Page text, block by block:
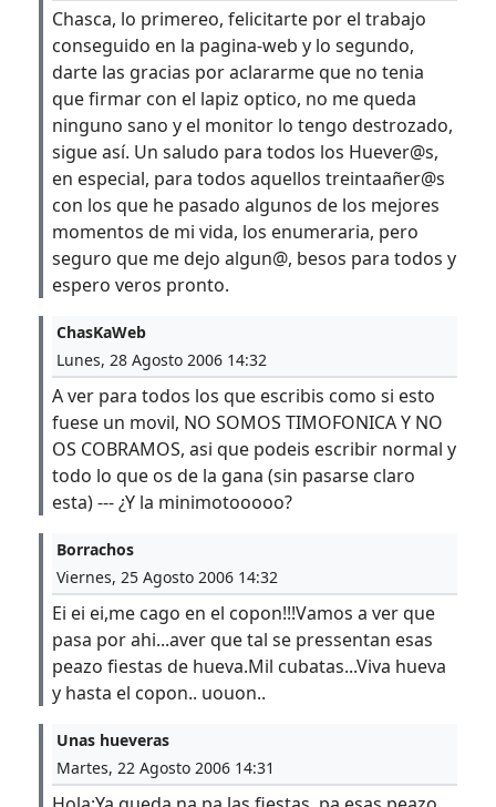
Chasca, lo primereo, felicitarte por el trabajo
conseguido en la pagina-web y lo segundo,
darte las gracias por aclararme que no tenia
que firmar con el lapiz optico, no me queda
ninguno sano y el monitor lo tengo destrozado,
sigue así. Un saludo para todos los Huever@s,
en especial, para todos aquellos treintaañer@s
con los que he pasado algunos de los mejores
momentos de mi vida, los enumeraria, pero
seguro que me dejo algun@, besos para todos y
espero veros pronto.
ChasKaWeb
Lunes, 28 Agosto 2006 14:32
A ver para todos los que escribis como si esto
fuese un movil, NO SOMOS TIMOFONICA Y NO
OS COBRAMOS, asi que podeis escribir normal y
todo lo que os de la gana (sin pasarse claro
esta) --- ¿Y la minimotooooo?
Borrachos
Viernes, 25 Agosto 2006 14:32
Ei ei ei,me cago en el copon!!!Vamos a ver que
pasa por ahi...aver que tal se pressentan esas
peazo fiestas de hueva.Mil cubatas...Viva hueva
y hasta el copon.. uouon..
Unas hueveras
Martes, 22 Agosto 2006 14:31